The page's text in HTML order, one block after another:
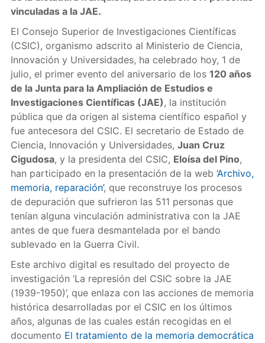
vinculadas a la JAE.
El Consejo Superior de Investigaciones Científicas
(CSIC), organismo adscrito al Ministerio de Ciencia,
Innovación y Universidades, ha celebrado hoy, 1 de
julio, el primer evento del aniversario de los 120 años
de la Junta para la Ampliación de Estudios e
Investigaciones Científicas (JAE), la institución
pública que da origen al sistema científico español y
fue antecesora del CSIC. El secretario de Estado de
Ciencia, Innovación y Universidades, Juan Cruz
Cigudosa, y la presidenta del CSIC, Eloísa del Pino,
han participado en la presentación de la web ‘Archivo,
memoria, reparación’, que reconstruye los procesos
de depuración que sufrieron las 511 personas que
tenían alguna vinculación administrativa con la JAE
antes de que fuera desmantelada por el bando
sublevado en la Guerra Civil.
Este archivo digital es resultado del proyecto de
investigación ‘La represión del CSIC sobre la JAE
(1939-1950)’, que enlaza con las acciones de memoria
histórica desarrolladas por el CSIC en los últimos
años, algunas de las cuales están recogidas en el
documento El tratamiento de la memoria democrática